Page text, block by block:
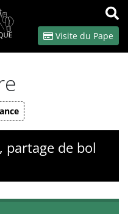
OK
Visite du Pape
de bol